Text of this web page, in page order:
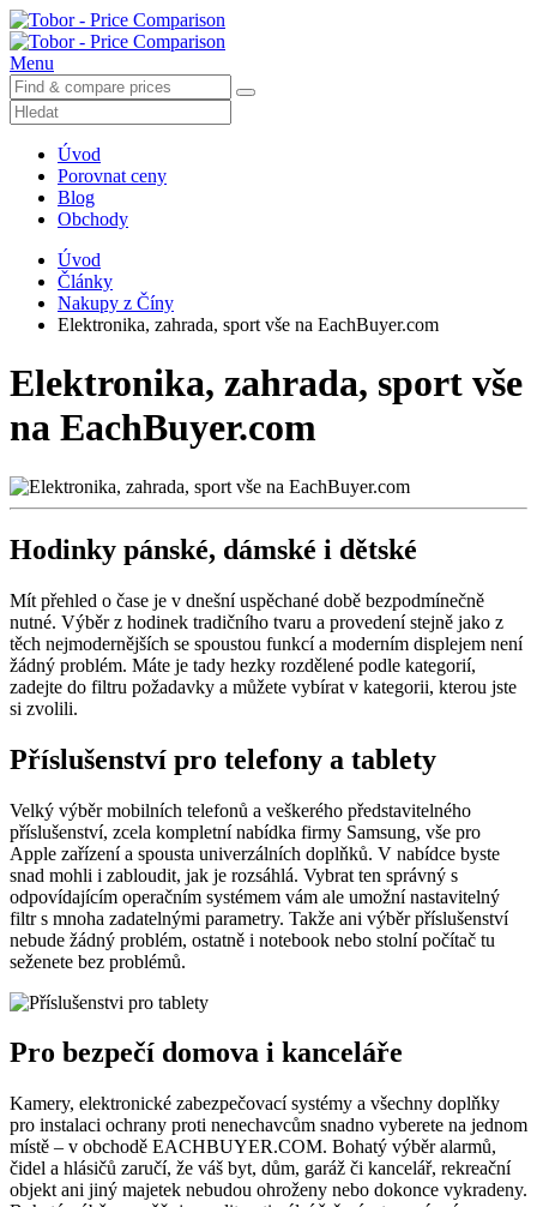
Menu
Úvod
Porovnat ceny
Blog
Obchody
Úvod
Články
Nakupy z Číny
Elektronika, zahrada, sport vše na EachBuyer.com
Elektronika, zahrada, sport vše
na EachBuyer.com
Hodinky pánské, dámské i dětské
Mít přehled o čase je v dnešní uspěchané době bezpodmínečně
nutné. Výběr z hodinek tradičního tvaru a provedení stejně jako z
těch nejmodernějších se spoustou funkcí a moderním displejem není
žádný problém. Máte je tady hezky rozdělené podle kategorií,
zadejte do filtru požadavky a můžete vybírat v kategorii, kterou jste
si zvolili.
Příslušenství pro telefony a tablety
Velký výběr mobilních telefonů a veškerého představitelného
příslušenství, zcela kompletní nabídka firmy Samsung, vše pro
Apple zařízení a spousta univerzálních doplňků. V nabídce byste
snad mohli i zabloudit, jak je rozsáhlá. Vybrat ten správný s
odpovídajícím operačním systémem vám ale umožní nastavitelný
filtr s mnoha zadatelnými parametry. Takže ani výběr příslušenství
nebude žádný problém, ostatně i notebook nebo stolní počítač tu
seženete bez problémů.
Pro bezpečí domova i kanceláře
Kamery, elektronické zabezpečovací systémy a všechny doplňky
pro instalaci ochrany proti nenechavcům snadno vyberete na jednom
místě – v obchodě EACHBUYER.COM. Bohatý výběr alarmů,
čidel a hlásičů zaručí, že váš byt, dům, garáž či kancelář, rekreační
objekt ani jiný majetek nebudou ohroženy nebo dokonce vykradeny.